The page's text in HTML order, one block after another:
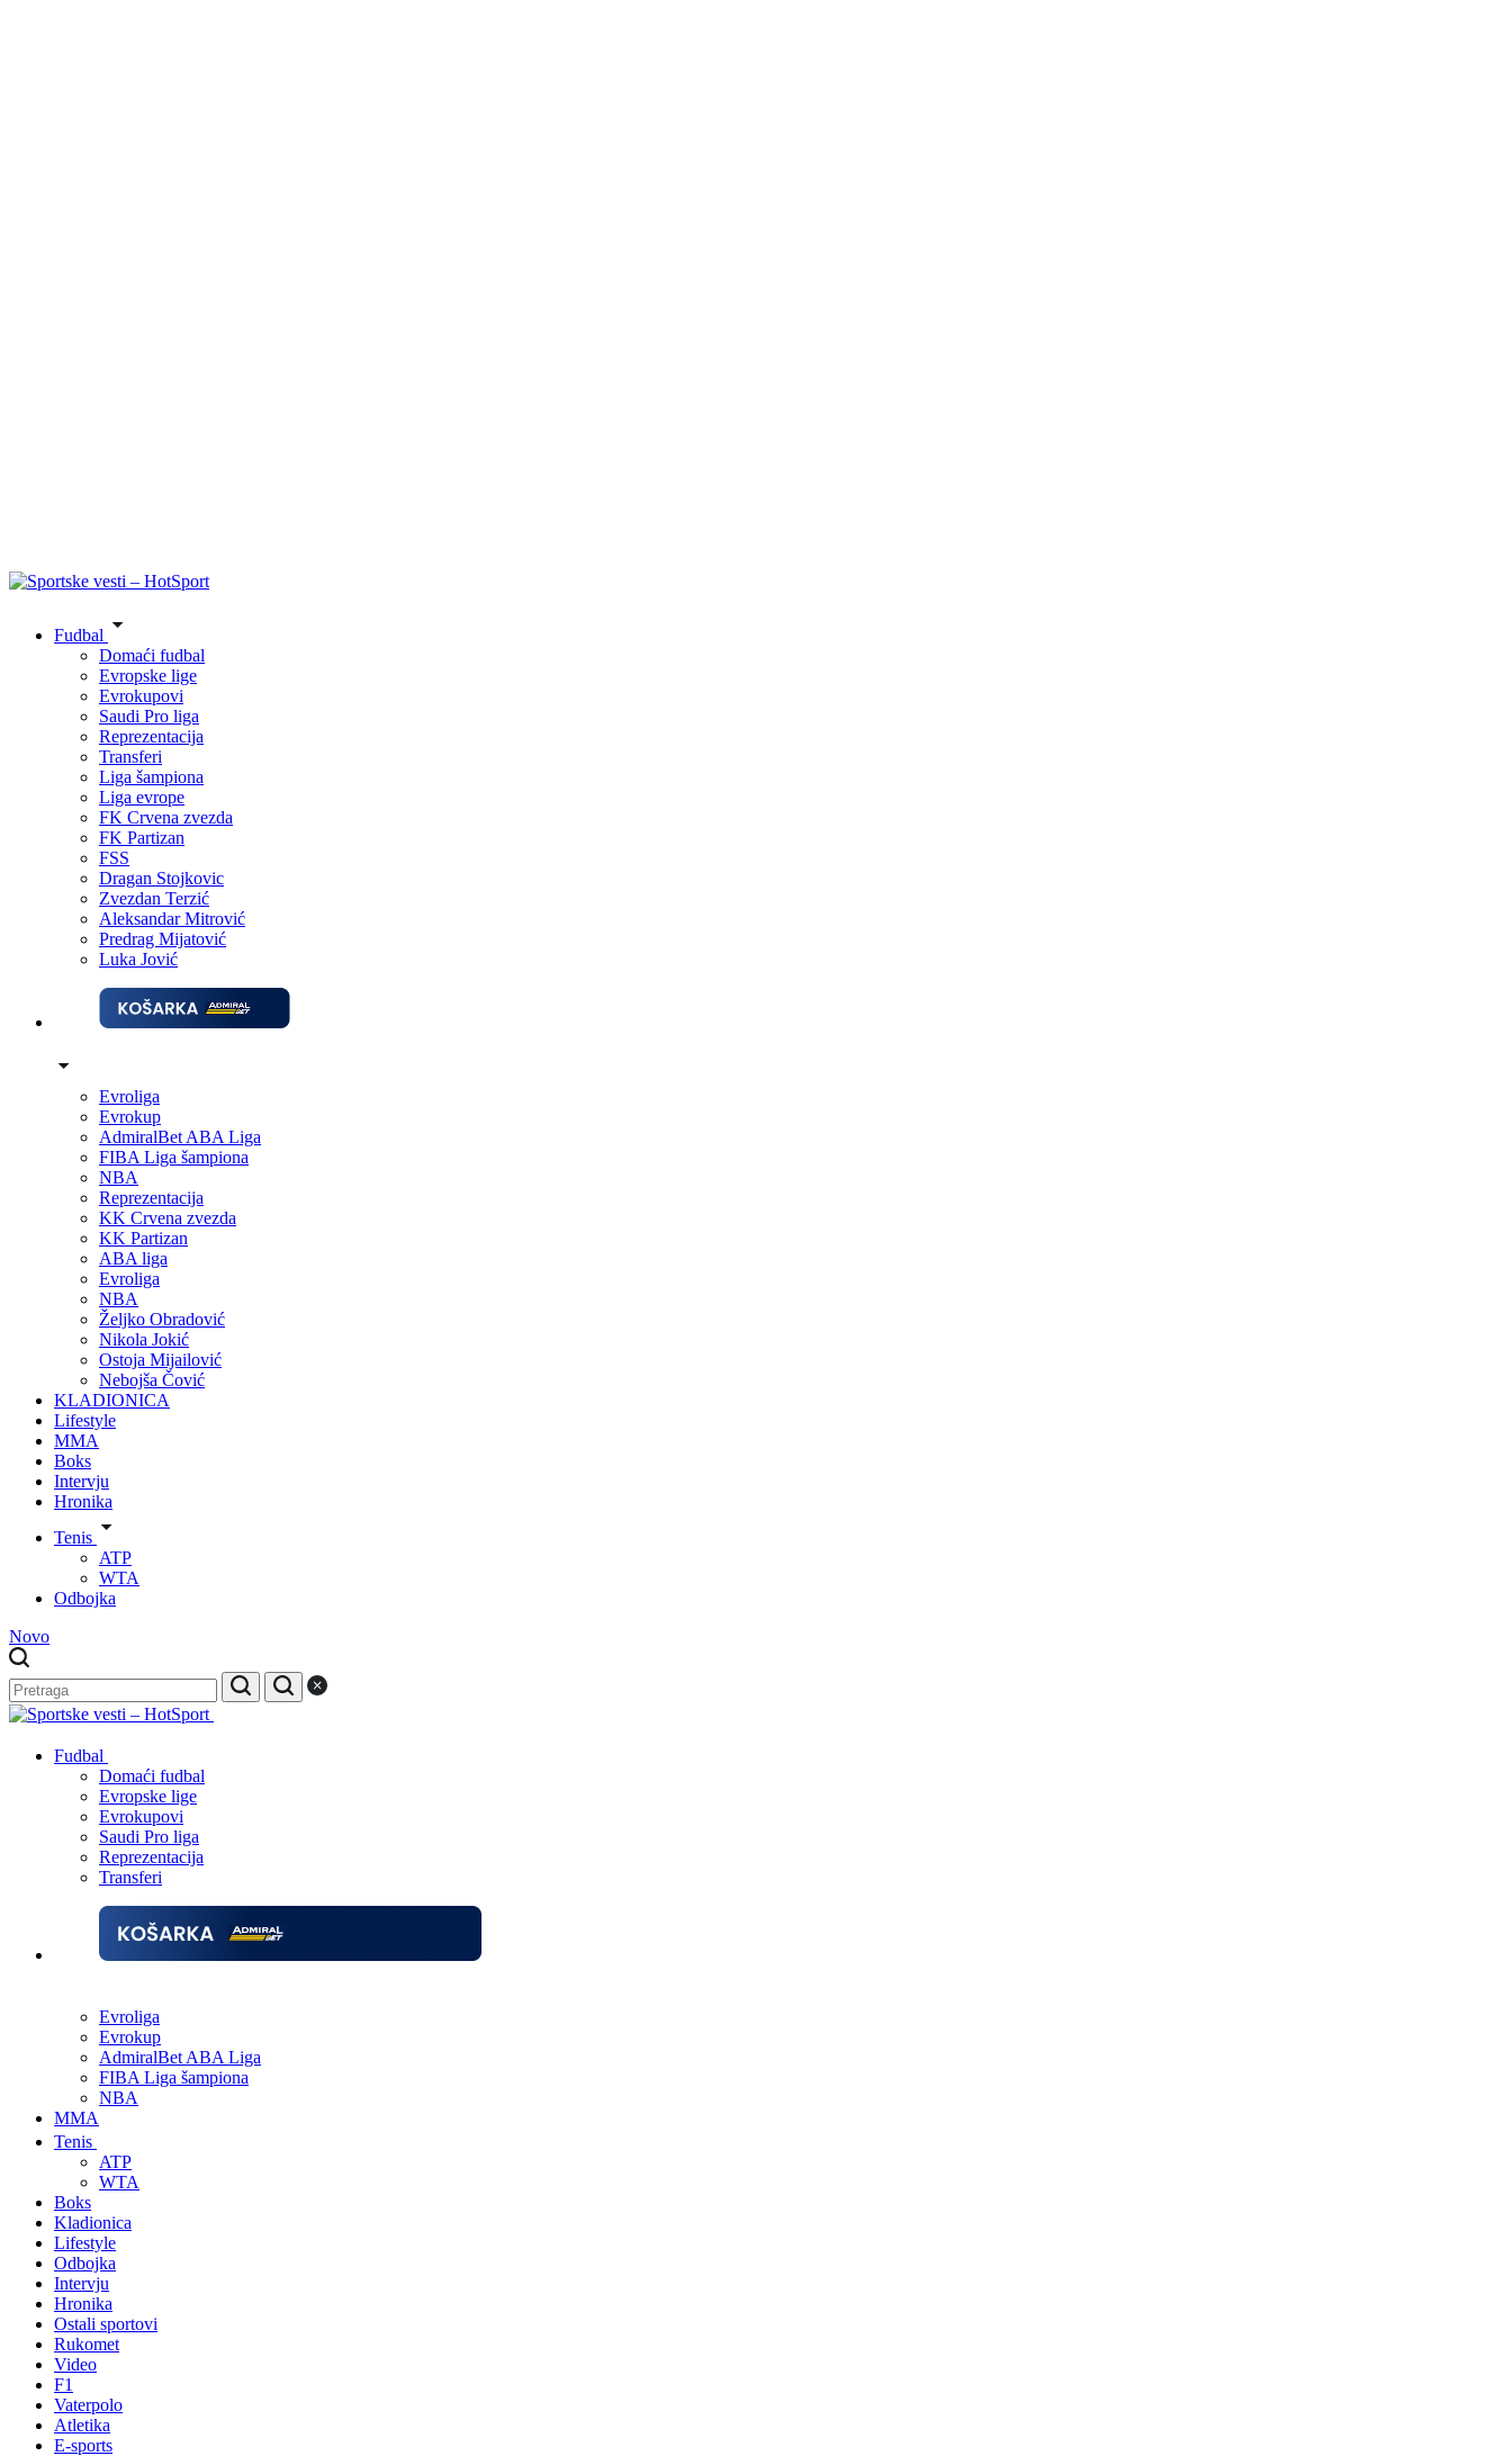
Fudbal
Domaći fudbal
Evropske lige
Evrokupovi
Saudi Pro liga
Reprezentacija
Transferi
Liga šampiona
Liga evrope
FK Crvena zvezda
FK Partizan
FSS
Dragan Stojkovic
Zvezdan Terzić
Aleksandar Mitrović
Predrag Mijatović
Luka Jović
Evroliga
Evrokup
AdmiralBet ABA Liga
FIBA Liga šampiona
NBA
Reprezentacija
KK Crvena zvezda
KK Partizan
ABA liga
Evroliga
NBA
Željko Obradović
Nikola Jokić
Ostoja Mijailović
Nebojša Čović
KLADIONICA
Lifestyle
MMA
Boks
Intervju
Hronika
Tenis
ATP
WTA
Odbojka
Novo
Fudbal
Domaći fudbal
Evropske lige
Evrokupovi
Saudi Pro liga
Reprezentacija
Transferi
Evroliga
Evrokup
AdmiralBet ABA Liga
FIBA Liga šampiona
NBA
MMA
Tenis
ATP
WTA
Boks
Kladionica
Lifestyle
Odbojka
Intervju
Hronika
Ostali sportovi
Rukomet
Video
F1
Vaterpolo
Atletika
E-sports